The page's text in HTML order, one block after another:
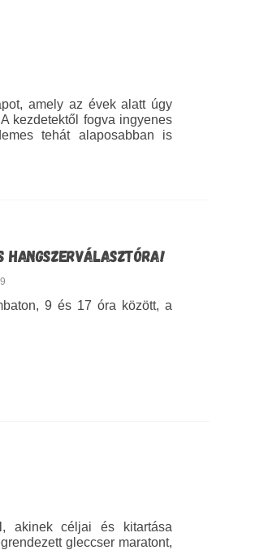
amely az évek alatt úgy
kezdetektől fogva ingyenes
tehát alaposabban is
HANGSZERVÁLASZTÓRA!
9 és 17 óra között, a
akinek céljai és kitartása
gleccser maratont,